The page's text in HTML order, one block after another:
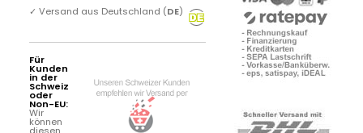
✓ Versand aus Deutschland (DE)
Für
Kunden
in der
Schweiz
oder
Non-EU:
Wir
können
diesen